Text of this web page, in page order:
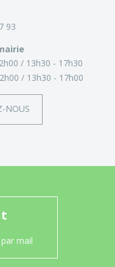
93
13h30 - 17h30
13h30 - 17h00
NOUS
mail